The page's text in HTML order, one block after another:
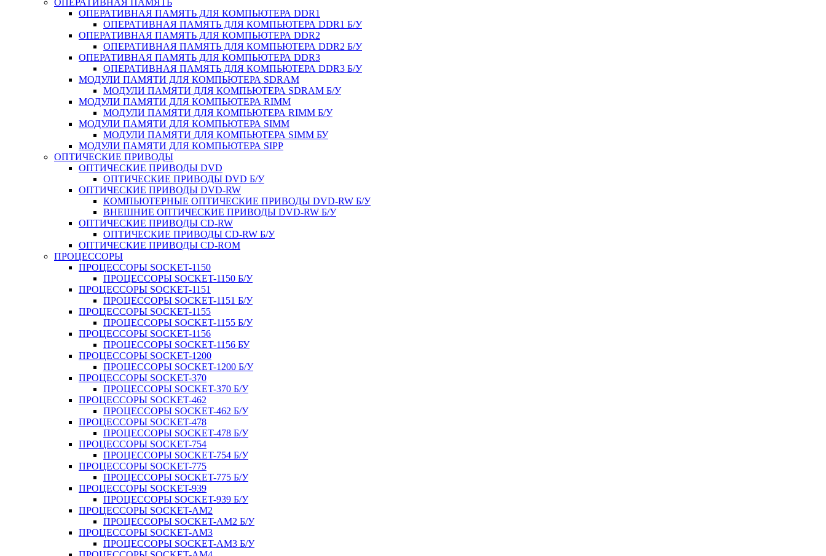
ОПЕРАТИВНАЯ ПАМЯТЬ
ОПЕРАТИВНАЯ ПАМЯТЬ ДЛЯ КОМПЬЮТЕРА DDR1
ОПЕРАТИВНАЯ ПАМЯТЬ ДЛЯ КОМПЬЮТЕРА DDR1 Б/У
ОПЕРАТИВНАЯ ПАМЯТЬ ДЛЯ КОМПЬЮТЕРА DDR2
ОПЕРАТИВНАЯ ПАМЯТЬ ДЛЯ КОМПЬЮТЕРА DDR2 Б/У
ОПЕРАТИВНАЯ ПАМЯТЬ ДЛЯ КОМПЬЮТЕРА DDR3
ОПЕРАТИВНАЯ ПАМЯТЬ ДЛЯ КОМПЬЮТЕРА DDR3 Б/У
МОДУЛИ ПАМЯТИ ДЛЯ КОМПЬЮТЕРА SDRAM
МОДУЛИ ПАМЯТИ ДЛЯ КОМПЬЮТЕРА SDRAM Б/У
МОДУЛИ ПАМЯТИ ДЛЯ КОМПЬЮТЕРА RIMM
МОДУЛИ ПАМЯТИ ДЛЯ КОМПЬЮТЕРА RIMM Б/У
МОДУЛИ ПАМЯТИ ДЛЯ КОМПЬЮТЕРА SIMM
МОДУЛИ ПАМЯТИ ДЛЯ КОМПЬЮТЕРА SIMM БУ
МОДУЛИ ПАМЯТИ ДЛЯ КОМПЬЮТЕРА SIPP
ОПТИЧЕСКИЕ ПРИВОДЫ
ОПТИЧЕСКИЕ ПРИВОДЫ DVD
ОПТИЧЕСКИЕ ПРИВОДЫ DVD Б/У
ОПТИЧЕСКИЕ ПРИВОДЫ DVD-RW
КОМПЬЮТЕРНЫЕ ОПТИЧЕСКИЕ ПРИВОДЫ DVD-RW Б/У
ВНЕШНИЕ ОПТИЧЕСКИЕ ПРИВОДЫ DVD-RW Б/У
ОПТИЧЕСКИЕ ПРИВОДЫ CD-RW
ОПТИЧЕСКИЕ ПРИВОДЫ CD-RW Б/У
ОПТИЧЕСКИЕ ПРИВОДЫ CD-ROM
ПРОЦЕССОРЫ
ПРОЦЕССОРЫ SOCKET-1150
ПРОЦЕССОРЫ SOCKET-1150 Б/У
ПРОЦЕССОРЫ SOCKET-1151
ПРОЦЕССОРЫ SOCKET-1151 Б/У
ПРОЦЕССОРЫ SOCKET-1155
ПРОЦЕССОРЫ SOCKET-1155 Б/У
ПРОЦЕССОРЫ SOCKET-1156
ПРОЦЕССОРЫ SOCKET-1156 БУ
ПРОЦЕССОРЫ SOCKET-1200
ПРОЦЕССОРЫ SOCKET-1200 Б/У
ПРОЦЕССОРЫ SOCKET-370
ПРОЦЕССОРЫ SOCKET-370 Б/У
ПРОЦЕССОРЫ SOCKET-462
ПРОЦЕССОРЫ SOCKET-462 Б/У
ПРОЦЕССОРЫ SOCKET-478
ПРОЦЕССОРЫ SOCKET-478 Б/У
ПРОЦЕССОРЫ SOCKET-754
ПРОЦЕССОРЫ SOCKET-754 Б/У
ПРОЦЕССОРЫ SOCKET-775
ПРОЦЕССОРЫ SOCKET-775 Б/У
ПРОЦЕССОРЫ SOCKET-939
ПРОЦЕССОРЫ SOCKET-939 Б/У
ПРОЦЕССОРЫ SOCKET-AM2
ПРОЦЕССОРЫ SOCKET-AM2 Б/У
ПРОЦЕССОРЫ SOCKET-AM3
ПРОЦЕССОРЫ SOCKET-AM3 Б/У